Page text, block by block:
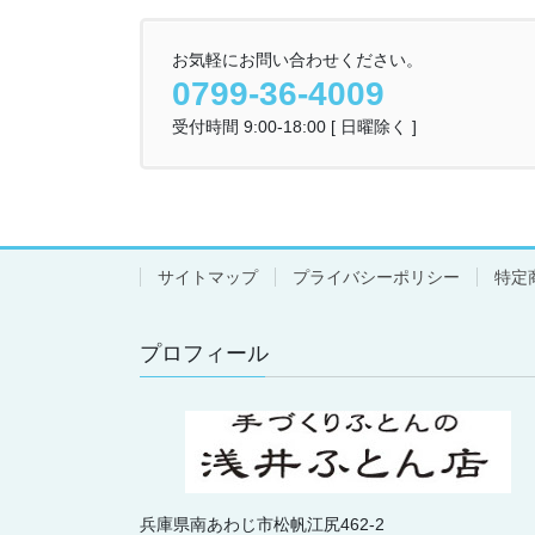
お気軽にお問い合わせください。
0799-36-4009
受付時間 9:00-18:00 [ 日曜除く ]
サイトマップ プライバシーポリシー 特定
プロフィール
兵庫県南あわじ市松帆江尻462-2